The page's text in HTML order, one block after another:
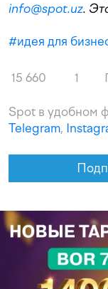
info@spot.uz.
#идея для
15 660 1
Spot в удобном
Telegram,